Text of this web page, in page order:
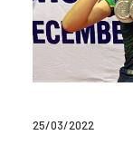
25/03/2022